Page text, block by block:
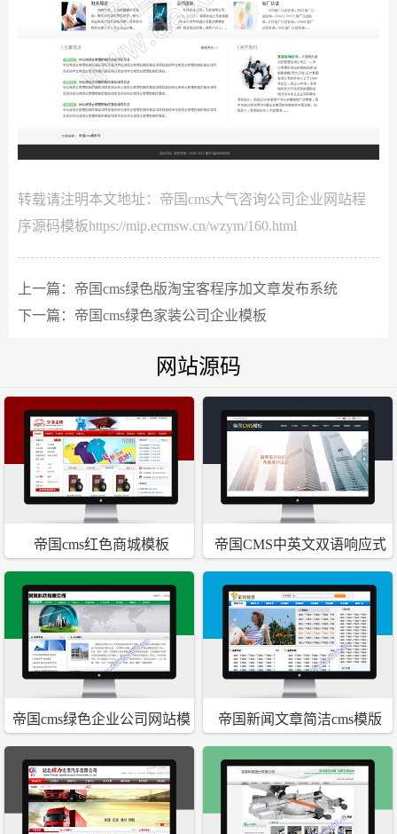
转载请注明本文地址： 帝国cms大气咨询公司企业网站程
序源码模板https://mip.ecmsw.cn/wzym/160.html
上一篇： 帝国cms绿色版淘宝客程序加文章发布系统
下一篇： 帝国cms绿色家装公司企业模板
网站源码
帝国cms红色商城模板
帝国CMS中英文双语响应式
自适应通用公司企业网站模板
帝国cms绿色企业公司网站模
板科技领先
帝国新闻文章简洁cms模版